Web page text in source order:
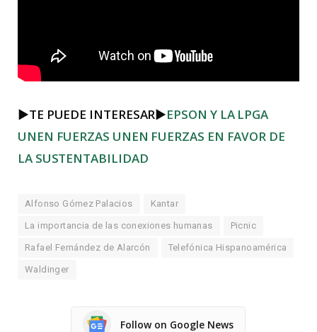
►TE PUEDE INTERESAR►EPSON Y LA LPGA
UNEN FUERZAS UNEN FUERZAS EN FAVOR DE
LA SUSTENTABILIDAD
Alfonso Gómez Palacios Kantar
La importancia de las conexiones humanas Picnic
Rafael Fernández de Alarcón Telefónica Hispanoamérica
Waldinger
Follow on Google News